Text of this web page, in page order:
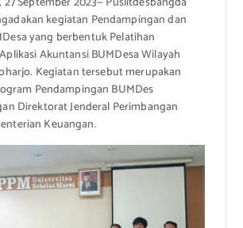
kegiatan Pendampingan dan
yang berbentuk Pelatihan
Akuntansi BUMDesa Wilayah
Kegiatan tersebut merupakan
Pendampingan BUMDes
Direktorat Jenderal Perimbangan
Keuangan.